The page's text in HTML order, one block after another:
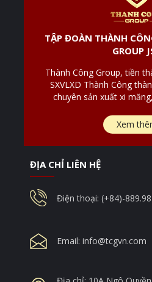
TẬP ĐOÀN THÀNH
GROUP
Thành Công Group, tiền
SXVLXD Thành Công
chuyên sản xuất xi
Xem
ĐỊA CHỈ LIÊN HỆ
Điện thoại: (+84)-
Email: info@tcgvn.com